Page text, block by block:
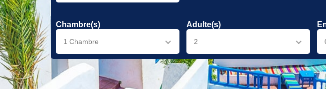
Chambre(s)
1 Chambre
Adulte(s)
2